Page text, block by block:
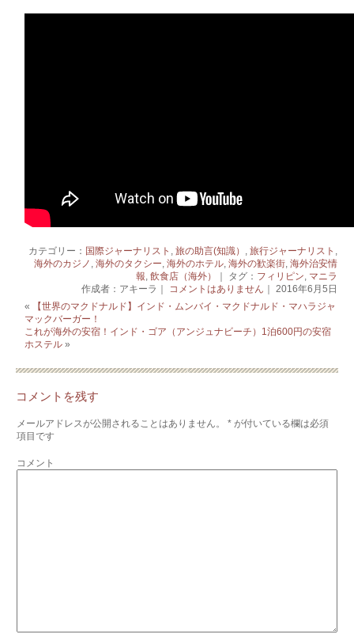
カテゴリー： 国際ジャーナリスト , 旅の助言(知識） , 旅行ジャーナリスト ,
海外のカジノ , 海外のタクシー, 海外のホテル, 海外の歓楽街, 海外治安情
報, 飲食店（海外） ｜ タグ： フィリピン, マニラ
作成者：アキーラ｜ コメントはありません ｜ 2016年6月5日
«
【世界のマクドナルド】インド・ムンバイ・マクドナルド・マハラジャ
マックバーガー！
これが海外の安宿！インド・ゴア（アンジュナビーチ）1泊600円の安宿
ホステル »
コメントを残す
メールアドレスが公開されることはありません。 * が付いている欄は必須
項目です
コメント